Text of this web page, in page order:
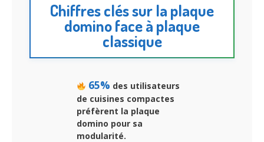
Chiffres clés sur la plaque
domino face à plaque
classique
65% des utilisateurs
de cuisines compactes
préfèrent la plaque
domino pour sa
modularité.